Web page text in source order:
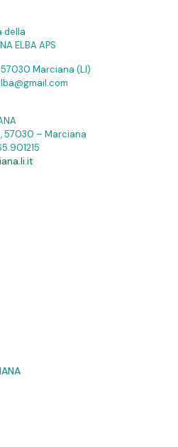
della
ELBA APS
57030 Marciana (LI)
57030 – Marciana